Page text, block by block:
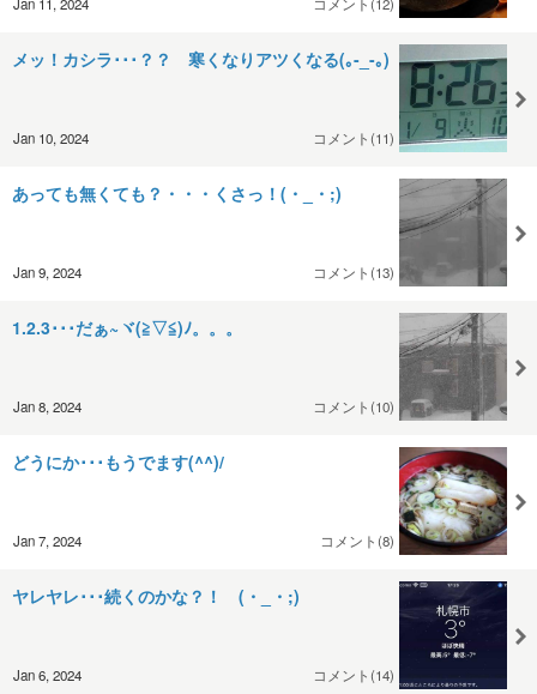
メッ！カシラ･･･？？ 寒くなりアツくなる(｡-_-｡)
Jan 10, 2024 コメント(11)
あっても無くても？・・・くさっ！(・_・;)
Jan 9, 2024 コメント(13)
1.2.3･･･だぁ~ヾ(≧▽≦)ﾉ。。。
Jan 8, 2024 コメント(10)
どうにか･･･もうでます(^^)/
Jan 7, 2024 コメント(8)
ヤレヤレ･･･続くのかな？！ (・_・;)
Jan 6, 2024 コメント(14)